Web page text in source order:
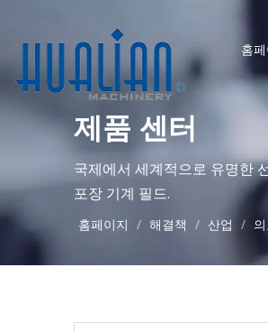
홈
제품 센터
국제에서 세계적으로 유명한
포장 기계 필드.
홈페이지 / 해결책 / 산업 /